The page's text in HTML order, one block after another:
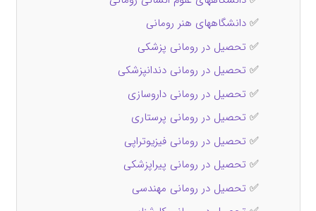
✅ دانشگاههای هنر رومانی
✅ تحصیل در رومانی پزشکی
✅ تحصیل در رومانی دندانپزشکی
✅ تحصیل در رومانی داروسازی
✅ تحصیل در رومانی پرستاری
✅ تحصیل در رومانی فیزیوتراپی
✅ تحصیل در رومانی پیراپزشکی
✅ تحصیل در رومانی مهندسی